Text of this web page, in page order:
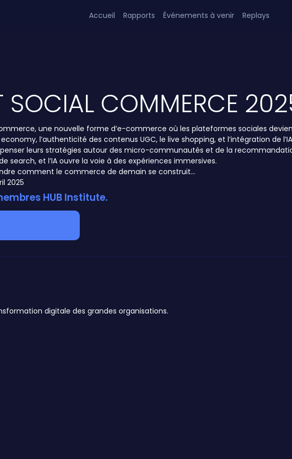
Accueil Rapports Événements à venir Replays
SOCIAL COMMERCE
une nouvelle forme d’e-commerce où les plateformes sociales
l’authenticité des contenus UGC, le live shopping, et l’intégration de
leurs stratégies autour des micro-communautés et de la
search, et l’IA ouvre la voie à des expériences immersives.
comment le commerce de demain se construit…
2025
HUB Institute.
digitale des grandes organisations.